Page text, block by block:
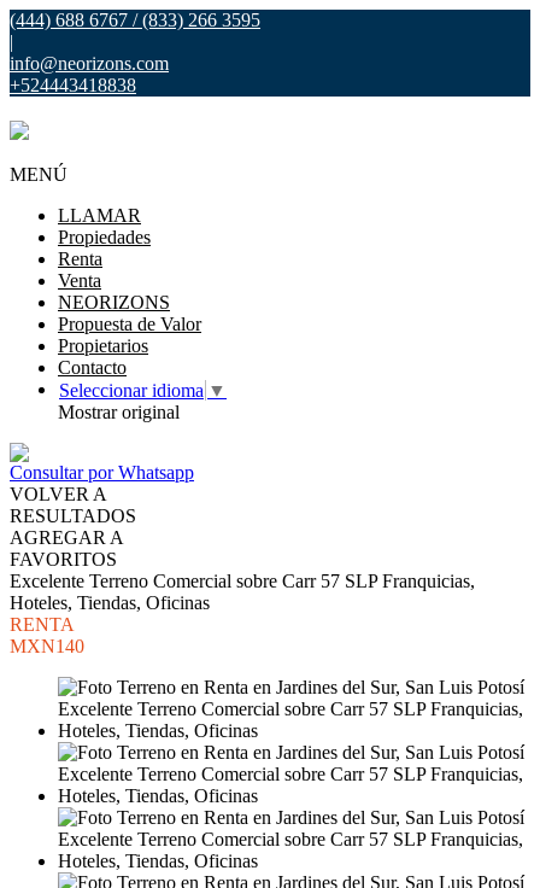
(444) 688 6767 / (833) 266 3595
|
info@neorizons.com
+524443418838
MENÚ
LLAMAR
Propiedades
Renta
Venta
NEORIZONS
Propuesta de Valor
Propietarios
Contacto
Seleccionar idioma ▼
Mostrar original
Consultar por Whatsapp
VOLVER A
RESULTADOS
AGREGAR A
FAVORITOS
Excelente Terreno Comercial sobre Carr 57 SLP Franquicias,
Hoteles, Tiendas, Oficinas
RENTA
MXN140